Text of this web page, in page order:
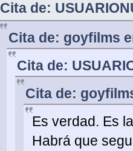
Cita de:
Cita de: goyfilms
Cita de:
Cita de:
Es verdad. Es
Habrá que